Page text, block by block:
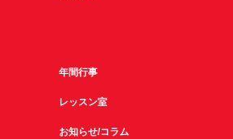
年間行事
レッスン室
お知らせ/コラム